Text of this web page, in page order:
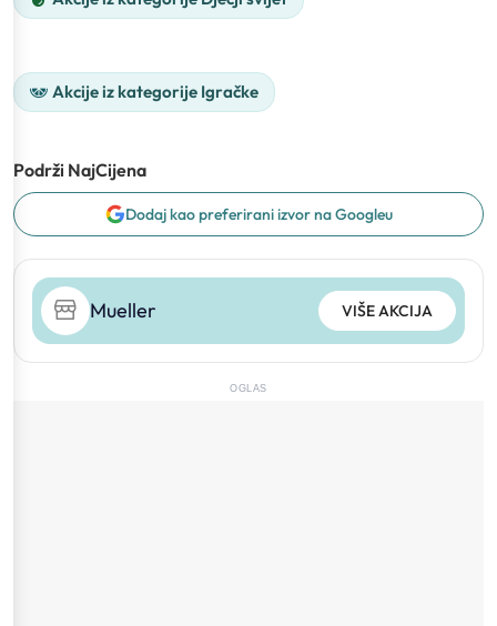
Akcije iz kategorije Igračke
Podrži NajCijena
Dodaj kao preferirani izvor na Googleu
Mueller VIŠE AKCIJA
OGLAS